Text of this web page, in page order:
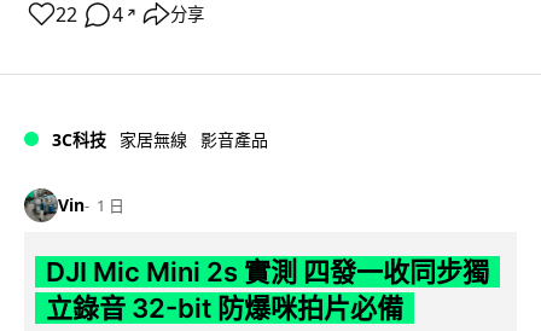
22 4 ↗ 分享
3C科技 家居無線 影音產品
Vin 1 日
DJI Mic Mini 2s 實測 四發一收同步獨
立錄音 32-bit 防爆咪拍片必備